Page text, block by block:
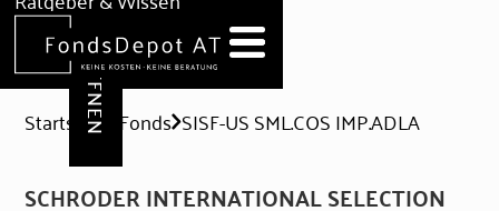
Hilfe & Formulare
DEPOT ERÖFFNEN
Startseite Fonds SISF-US SML.COS IMP.ADLA
SCHRODER INTERNATIONAL SELECTION